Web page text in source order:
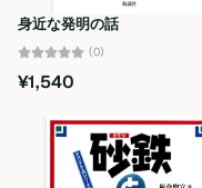
身近な発明の話
(0)
¥1,540